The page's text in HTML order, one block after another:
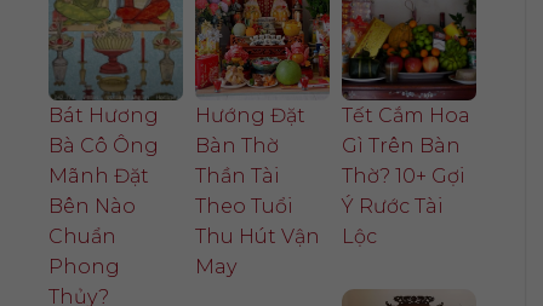
Bát Hương
Bà Cô Ông
Mãnh Đặt
Bên Nào
Chuẩn
Phong
Thủy?
Hướng Đặt
Bàn Thờ
Thần Tài
Theo Tuổi
Thu Hút Vận
May
Tết Cắm Hoa
Gì Trên Bàn
Thờ? 10+ Gợi
Ý Rước Tài
Lộc